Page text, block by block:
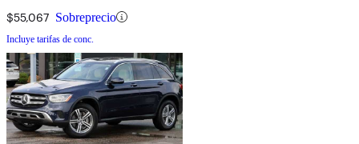
$55,067 Sobreprecio
Incluye tarifas de conc.